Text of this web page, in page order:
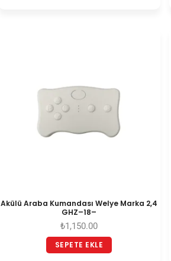
Akülü Araba Kumandası Welye Marka 2,4
GHZ–18–
₺1,150.00
SEPETE EKLE